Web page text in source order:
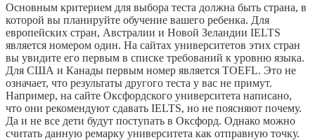
Основным критерием для выбора теста должна быть страна, в
которой вы планируйте обучение вашего ребенка. Для
европейских стран, Австралии и Новой Зеландии IELTS
является номером один. На сайтах университетов этих стран
вы увидите его первым в списке требований к уровню языка.
Для США и Канады первым номер является TOEFL. Это не
означает, что результаты другого теста у вас не примут.
Например, на сайте Оксфордского университета написано,
что они рекомендуют сдавать IELTS, но не поясняют почему.
Да и не все дети будут поступать в Оксфорд. Однако можно
считать данную ремарку университета как отправную точку.